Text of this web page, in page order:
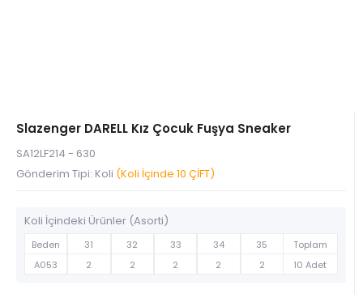
Slazenger DARELL Kız Çocuk Fuşya Sneaker
SA12LF214 - 630
Gönderim Tipi: Koli (Koli İçinde 10 ÇİFT)
Koli İçindeki Ürünler (Asorti)
Beden 31 32 33 34 35
Toplam
A053
2 2 2 2 2 10 Adet